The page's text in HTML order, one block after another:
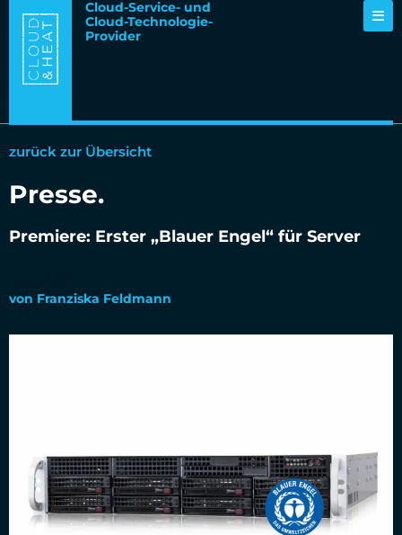
Cloud-Service- und
Cloud-Technologie-
Provider
zurück zur Übersicht
Presse.
Premiere: Erster „Blauer Engel“ für Server
von Franziska Feldmann